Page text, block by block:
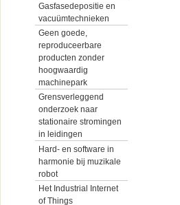
Gasfasedepositie en
vacuümtechnieken
Geen goede,
reproduceerbare
producten zonder
hoogwaardig
machinepark
Grensverleggend
onderzoek naar
stationaire stromingen
in leidingen
Hard- en software in
harmonie bij muzikale
robot
Het Industrial Internet
of Things